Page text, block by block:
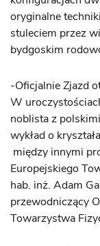
oryginalne
stuleciem przez
bydgoskim
-Oficjalnie Zjazd
W
noblista z
wykład o
między innymi
Europejskiego
hab. inż. Adam
przewodniczący
Towarzystwa